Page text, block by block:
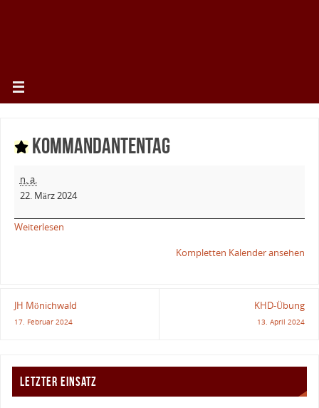
Kommandantentag
n. a.
22. März 2024
Weiterlesen
Kompletten Kalender ansehen
JH Mönichwald
17. Februar 2024
KHD-Übung
13. April 2024
LETZTER EINSATZ